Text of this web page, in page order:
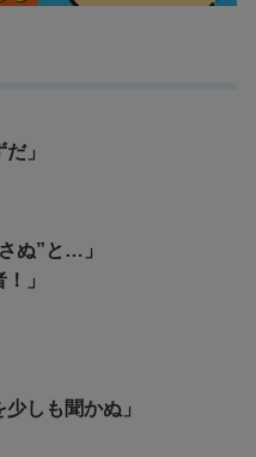
」
ぬ”と…」
」
しも聞かぬ」